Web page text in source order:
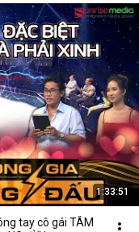
1:33:51
tay cô gái TÂM